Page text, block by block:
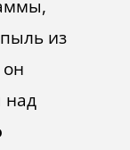
из
над